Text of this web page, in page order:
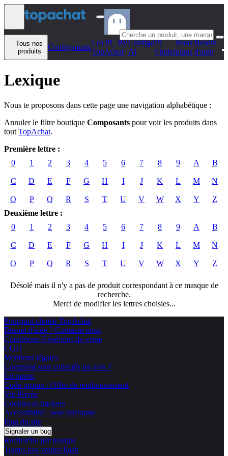
Aller au contenu
Tous nos
produits
Configomatic
Les PC By
TopAchat
Configo
Ai
PC
Finder
Bons
plans
Besoin
d'aide
Lexique
Nous te proposons dans cette page une navigation alphabétique :
Annuler le filtre boutique Composants pour voir les produits dans
tout TopAchat.
Première lettre :
0
1 2 3 4 5 6 7 8 9 A B
C D E F G H I J K L M N
O P Q R S T U V W X Y
Z
Deuxième lettre :
0
1 2 3 4 5 6 7 8 9 A B
C D E F G H I J K L M N
O P Q R S T U V W X Y Z
Désolé mais il n'y a pas de produit correspondant à ce masque de
recherche.
Merci de modifier les lettres choisies...
Pourquoi choisir TopAchat
Besoin d'aide ? Contacte nous
Conditions Générales de vente
CGU
Mentions légales
Comment sont collectés les avis ?
Livraison
Code promo / Offre de remboursement
Vie Privée
Cookies et trackers
Accessibilité : non conforme
Plan du site
Signaler un bug
Recherche par marque
Toutes nos ventes flash